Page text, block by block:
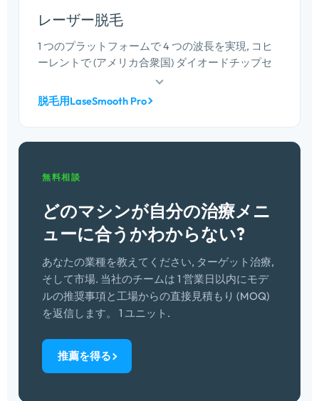
レーザー脱毛
1 つのプラットフォームで 4 つの波長を実現, コヒ
ーレントで (アメリカ合衆国) ダイオードチップセ
ットと 16×35 mm スポットによる高速大面積パス. 1
台のマシンで、クリニックが診察するあらゆる肌
脱毛用LaseSmooth Pro
無料相談
どのマシンが自分の治療メニ
ューに合うかわからない?
あなたの業種を教えてください, ターゲット治療,
そして市場. 当社のチームは 1 営業日以内にモデ
ルの推奨事項と工場からの直接見積もり (MOQ)
を返信します。 1 ユニット.
推薦を得る